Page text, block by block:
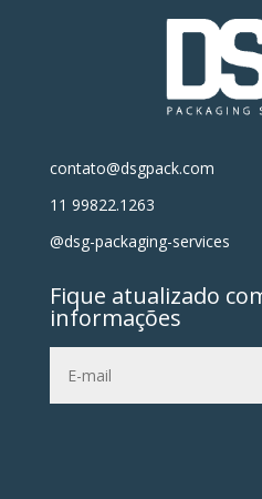
contato@dsgpack.com
11 99822.1263
@dsg-packaging-services
Fique atualizado
informações